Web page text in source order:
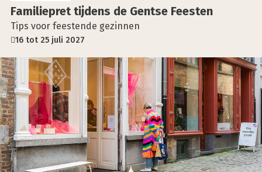
Fami­lie­pret tij­dens de Gent­se Fees­ten
Tips voor feestende gezinnen
16 tot 25 juli 2027